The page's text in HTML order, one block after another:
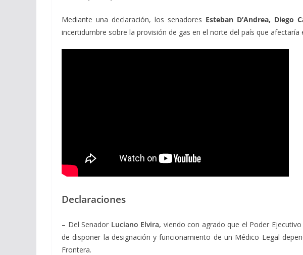
Mediante una declaración, los senadores Esteban D’Andrea, Diego
incertidumbre sobre la provisión de gas en el norte del país que
Declaraciones
– Del Senador Luciano Elvira, viendo con agrado que el Poder
de disponer la designación y funcionamiento de un Médico Legal
Frontera.